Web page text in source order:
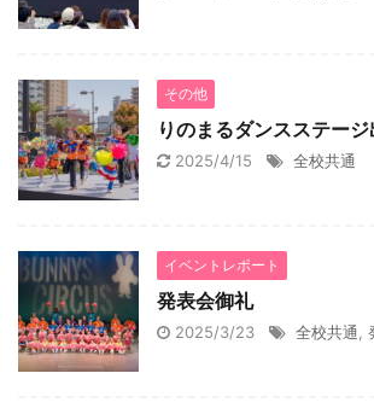
その他
りのまるダンスステー
2025/4/15 全校共通
イベントレポート
発表会御礼
2025/3/23 全校共通